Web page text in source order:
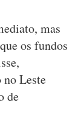
mas
os fundos
no Leste
de